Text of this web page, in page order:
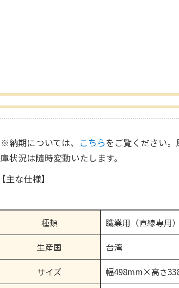
※納期については、 こちらをご覧ください
庫状況は随時変動いたします。
【主な仕様】
種類
職業用（直線専用
生産国
台湾
サイズ
幅498mm×高さ